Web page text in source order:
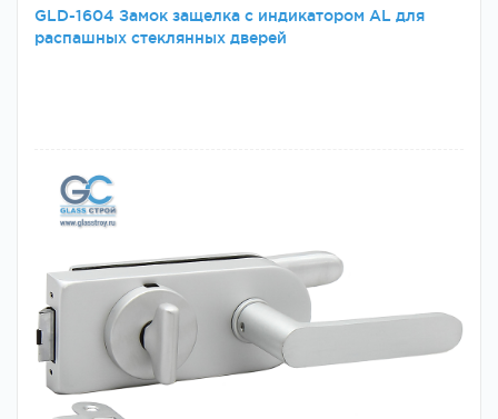
GLD-1604 Замок защелка с индикатором AL для
распашных стеклянных дверей